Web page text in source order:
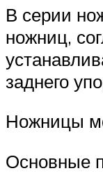
В серии
ножниц,
заднего
Ножницы
Основные